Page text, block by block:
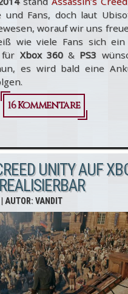
und Fans, doch laut
worauf wir uns
wie viele Fans sich
für Xbox 360& PS3
es wird bald eine
über
die
16 Kommentare
UNITY AUF
| AUTOR:VANDIT